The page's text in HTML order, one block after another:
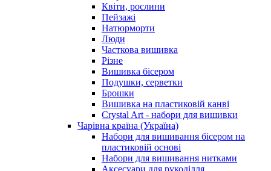
Квіти, рослини
Пейзажі
Натюрморти
Люди
Часткова вишивка
Різне
Вишивка бісером
Подушки, серветки
Брошки
Вишивка на пластиковій канві
Crystal Art - набори для вишивки
Чарівна країна (Україна)
Набори для вишивання бісером на
пластиковій основі
Набори для вишивання нитками
Аксесуари для рукоділля